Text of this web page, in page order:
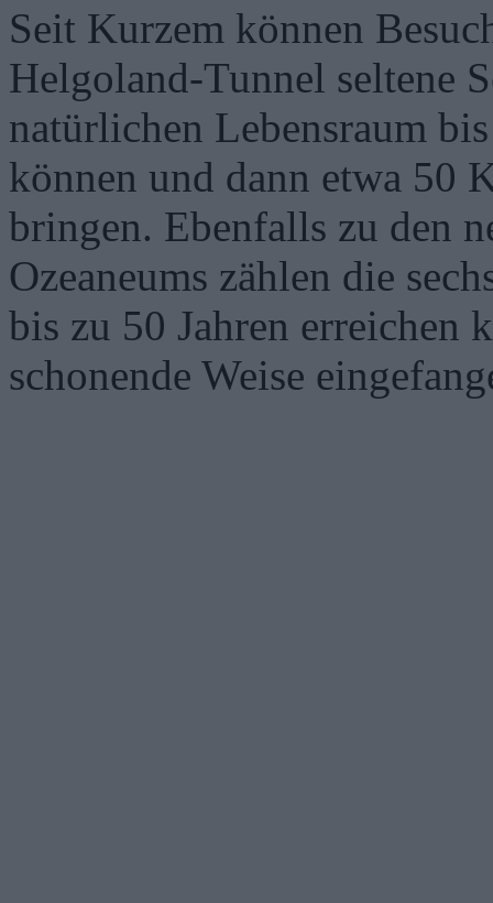
Seit Kurzem können
Helgoland-Tunnel seltene
natürlichen Lebensraum
können und dann etwa 50
bringen. Ebenfalls zu den
Ozeaneums zählen die
bis zu 50 Jahren erreichen
schonende Weise